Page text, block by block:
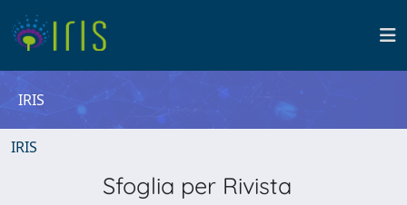
IRIS
IRIS
Sfoglia per Rivista